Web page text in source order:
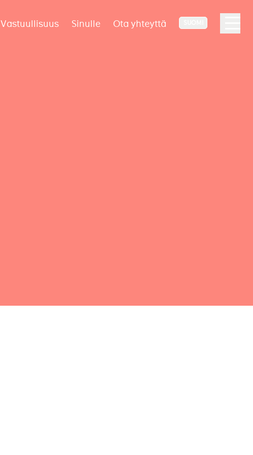
Vastuullisuus Sinulle Ota yhteyttä